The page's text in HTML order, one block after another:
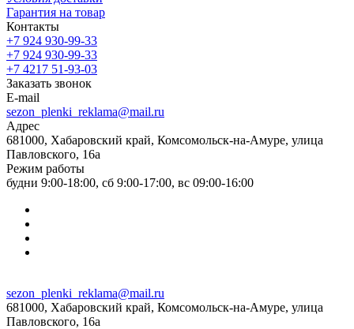
Гарантия на товар
Контакты
+7 924 930-99-33
+7 924 930-99-33
+7 4217 51-93-03
Заказать звонок
E-mail
sezon_plenki_reklama@mail.ru
Адрес
681000, Хабаровский край, Комсомольск-на-Амуре, улица
Павловского, 16а
Режим работы
будни 9:00-18:00, сб 9:00-17:00, вс 09:00-16:00
sezon_plenki_reklama@mail.ru
681000, Хабаровский край, Комсомольск-на-Амуре, улица
Павловского, 16а